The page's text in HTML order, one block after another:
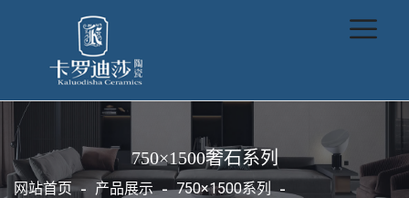
750×1500奢石系列
网站首页 产品展示
750×1500系列